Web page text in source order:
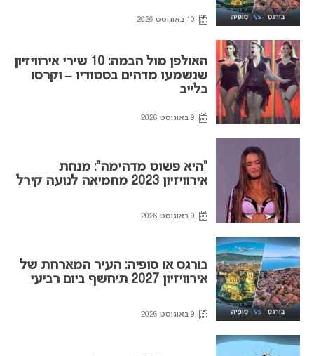
10 באוגוסט 2026
האולפן מול הבמה: 10 שירי אירוויזיון
שנשמעו מדהים בסטודיו – וקרסו
בלייב
9 באוגוסט 2026
“היא פשוט מדהימה”: מנחת
אירוויזיון 2023 מחמיאה לנועה קירל
9 באוגוסט 2026
בורגס או סופיה: העיר המארחת של
אירוויזיון 2027 תיחשף ביום רביעי
9 באוגוסט 2026